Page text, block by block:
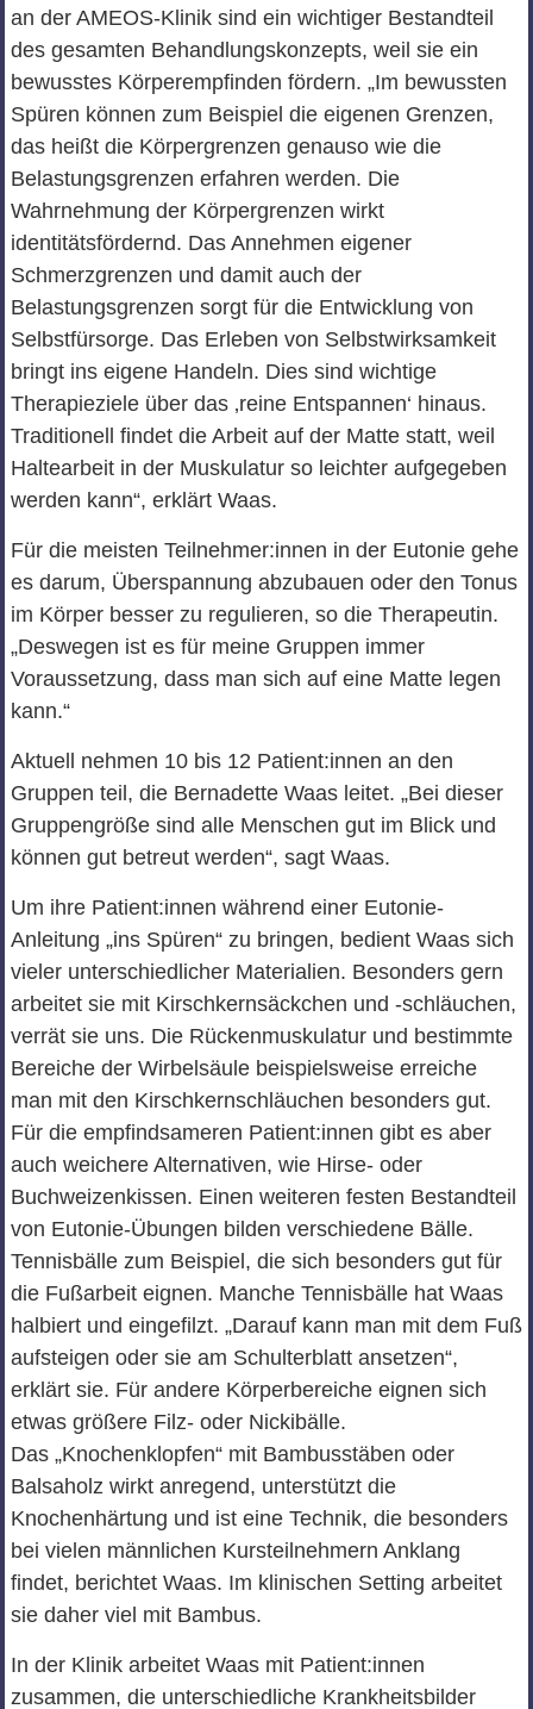
an der AMEOS-Klinik sind ein wichtiger Bestandteil
des gesamten Behandlungskonzepts, weil sie ein
bewusstes Körperempfinden fördern. „Im bewussten
Spüren können zum Beispiel die eigenen Grenzen,
das heißt die Körpergrenzen genauso wie die
Belastungsgrenzen erfahren werden. Die
Wahrnehmung der Körpergrenzen wirkt
identitätsfördernd. Das Annehmen eigener
Schmerzgrenzen und damit auch der
Belastungsgrenzen sorgt für die Entwicklung von
Selbstfürsorge. Das Erleben von Selbstwirksamkeit
bringt ins eigene Handeln. Dies sind wichtige
Therapieziele über das ‚reine Entspannen‘ hinaus.
Traditionell findet die Arbeit auf der Matte statt, weil
Haltearbeit in der Muskulatur so leichter aufgegeben
werden kann“, erklärt Waas.
Für die meisten Teilnehmer:innen in der Eutonie gehe
es darum, Überspannung abzubauen oder den Tonus
im Körper besser zu regulieren, so die Therapeutin.
„Deswegen ist es für meine Gruppen immer
Voraussetzung, dass man sich auf eine Matte legen
kann.“
Aktuell nehmen 10 bis 12 Patient:innen an den
Gruppen teil, die Bernadette Waas leitet. „Bei dieser
Gruppengröße sind alle Menschen gut im Blick und
können gut betreut werden“, sagt Waas.
Um ihre Patient:innen während einer Eutonie-
Anleitung „ins Spüren“ zu bringen, bedient Waas sich
vieler unterschiedlicher Materialien. Besonders gern
arbeitet sie mit Kirschkernsäckchen und -schläuchen,
verrät sie uns. Die Rückenmuskulatur und bestimmte
Bereiche der Wirbelsäule beispielsweise erreiche
man mit den Kirschkernschläuchen besonders gut.
Für die empfindsameren Patient:innen gibt es aber
auch weichere Alternativen, wie Hirse- oder
Buchweizenkissen. Einen weiteren festen Bestandteil
von Eutonie-Übungen bilden verschiedene Bälle.
Tennisbälle zum Beispiel, die sich besonders gut für
die Fußarbeit eignen. Manche Tennisbälle hat Waas
halbiert und eingefilzt. „Darauf kann man mit dem Fuß
aufsteigen oder sie am Schulterblatt ansetzen“,
erklärt sie. Für andere Körperbereiche eignen sich
etwas größere Filz- oder Nickibälle.
Das „Knochenklopfen“ mit Bambusstäben oder
Balsaholz wirkt anregend, unterstützt die
Knochenhärtung und ist eine Technik, die besonders
bei vielen männlichen Kursteilnehmern Anklang
findet, berichtet Waas. Im klinischen Setting arbeitet
sie daher viel mit Bambus.
In der Klinik arbeitet Waas mit Patient:innen
zusammen, die unterschiedliche Krankheitsbilder